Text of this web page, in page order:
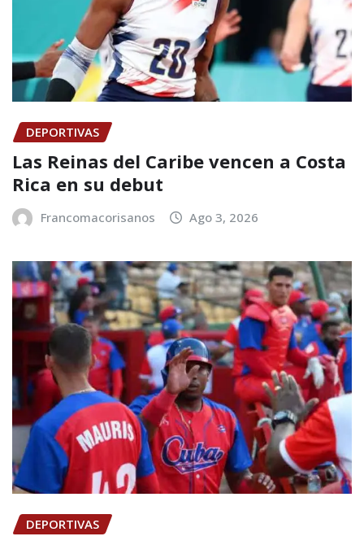
DEPORTIVAS
Las Reinas del Caribe vencen a Costa
Rica en su debut
Francomacorisanos Ago 3, 2026
DEPORTIVAS